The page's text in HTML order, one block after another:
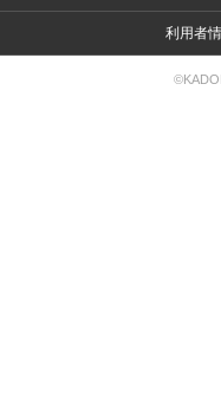
利用者